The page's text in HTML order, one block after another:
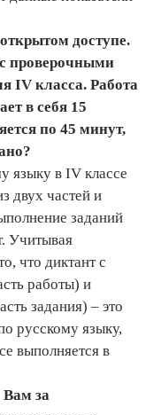
доступе.
проверочными
IV класса. Работа
в себя 15
по 45 минут,
языку в IV классе
двух частей и
заданий
Учитывая
что диктант с
работы) и
задания) – это
русскому языку,
выполняется в
за